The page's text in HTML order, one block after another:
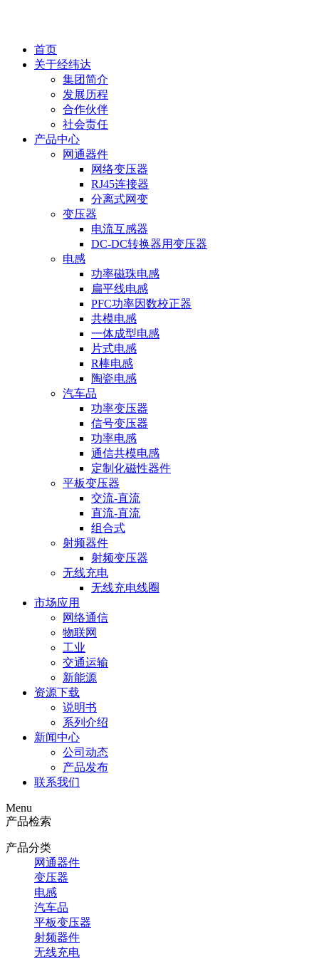
首页
关于经纬达
集团简介
发展历程
合作伙伴
社会责任
产品中心
网通器件
网络变压器
RJ45连接器
分离式网变
变压器
电流互感器
DC-DC转换器用变压器
电感
功率磁珠电感
扁平线电感
PFC功率因数校正器
共模电感
一体成型电感
片式电感
R棒电感
陶瓷电感
汽车品
功率变压器
信号变压器
功率电感
通信共模电感
定制化磁性器件
平板变压器
交流-直流
直流-直流
组合式
射频器件
射频变压器
无线充电
无线充电线圈
市场应用
网络通信
物联网
工业
交通运输
新能源
资源下载
说明书
系列介绍
新闻中心
公司动态
产品发布
联系我们
Menu
产品检索
产品分类
网通器件
变压器
电感
汽车品
平板变压器
射频器件
无线充电